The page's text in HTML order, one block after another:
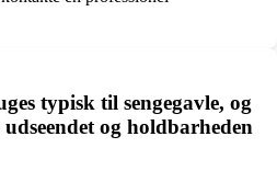
typisk til sengegavle, og
og holdbarheden